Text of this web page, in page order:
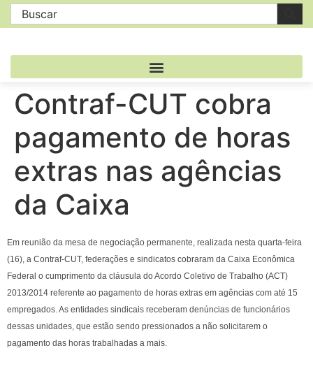
Contraf-CUT cobra
pagamento de horas
extras nas agências
da Caixa
Em reunião da mesa de negociação permanente, realizada nesta quarta-feira
(16), a Contraf-CUT, federações e sindicatos cobraram da Caixa Econômica
Federal o cumprimento da cláusula do Acordo Coletivo de Trabalho (ACT)
2013/2014 referente ao pagamento de horas extras em agências com até 15
empregados. As entidades sindicais receberam denúncias de funcionários
dessas unidades, que estão sendo pressionados a não solicitarem o
pagamento das horas trabalhadas a mais.